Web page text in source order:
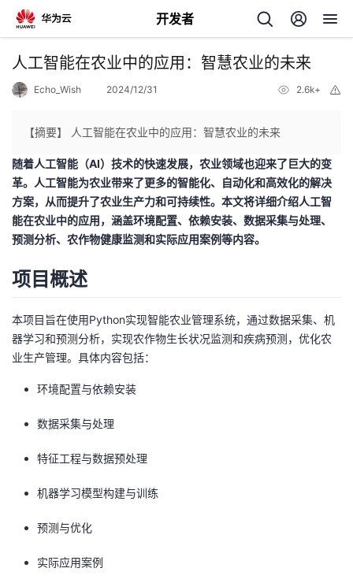
开发者
返
个
人
主
我
发
我
的
博
客
我
的
论
坛
我
的
圈
我
的
我
人工智能在农业中的应用：智慧农业的未来
Echo_Wish 2024/12/31 2.6k+
【摘要】 人工智能在农业中的应用：智慧农业的未来
随着人工智能（AI）技术的快速发展，农业领域也迎来了巨大的变
革。人工智能为农业带来了更多的智能化、自动化和高效化的解决
方案，从而提升了农业生产力和可持续性。本文将详细介绍人工智
能在农业中的应用，涵盖环境配置、依赖安装、数据采集与处理、
预测分析、农作物健康监测和实际应用案例等内容。
项目概述
本项目旨在使用Python实现智能农业管理系统，通过数据采集、机
器学习和预测分析，实现农作物生长状况监测和疾病预测，优化农
业生产管理。具体内容包括：
环境配置与依赖安装
数据采集与处理
特征工程与数据预处理
机器学习模型构建与训练
预测与优化
实际应用案例